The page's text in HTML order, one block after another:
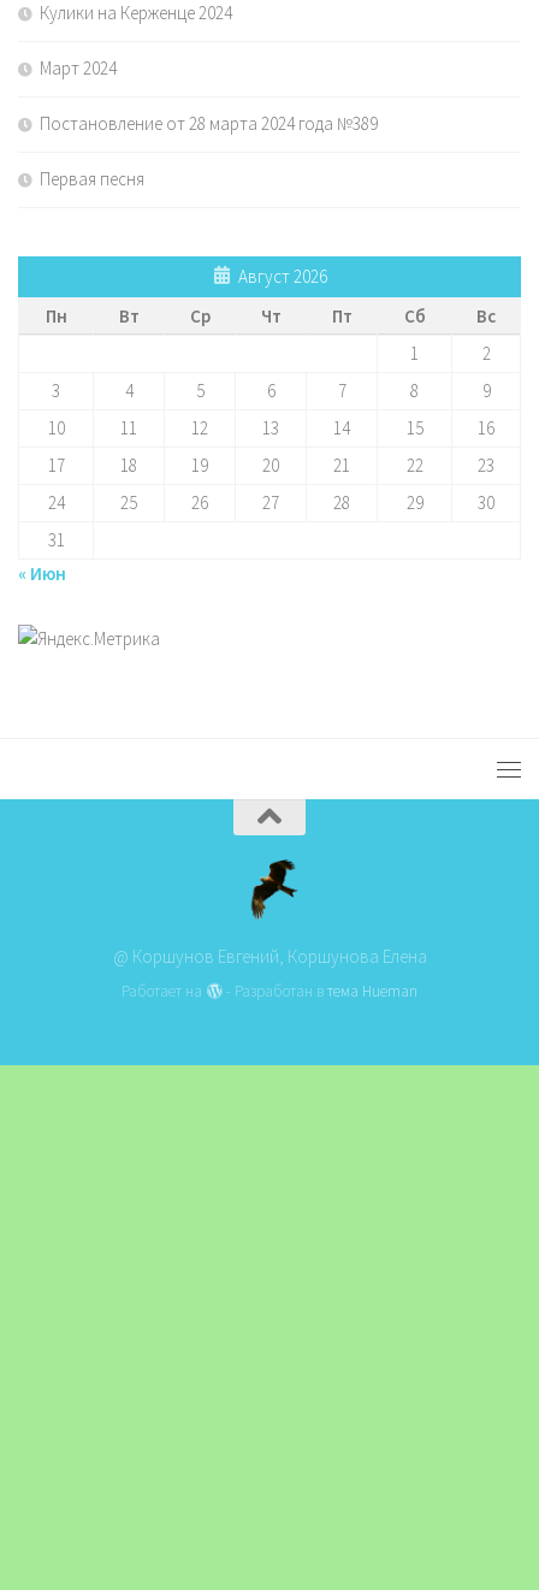
Кулики на Керженце 2024
Март 2024
Постановление от 28 марта 2024 года №389
Первая песня
Август 2026
Пн
Вт Ср Чт Пт Сб
Вс
1
2
3
4 5 6 7 8
9
10
11 12 13 14 15
16
17
18 19 20 21 22
23
24
25 26 27 28 29
30
31
« Июн
@ Коршунов Евгений, Коршунова Елена
Работает на - Разработан втема Hueman